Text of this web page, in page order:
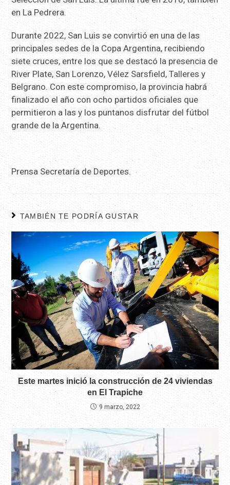
en La Pedrera.
Durante 2022, San Luis se convirtió en una de las
principales sedes de la Copa Argentina, recibiendo
siete cruces, entre los que se destacó la presencia de
River Plate, San Lorenzo, Vélez Sarsfield, Talleres y
Belgrano. Con este compromiso, la provincia habrá
finalizado el año con ocho partidos oficiales que
permitieron a las y los puntanos disfrutar del fútbol
grande de la Argentina.
Prensa Secretaría de Deportes.
TAMBIÉN TE PODRÍA GUSTAR
Este martes inició la construcción de 24 viviendas
en El Trapiche
9 marzo, 2022